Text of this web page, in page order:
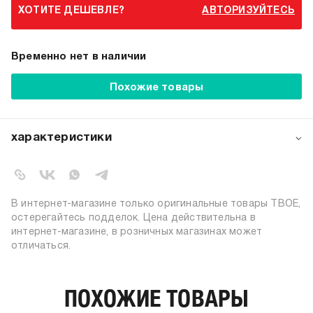
ХОТИТЕ ДЕШЕВЛЕ? АВТОРИЗУЙТЕСЬ
Временно нет в наличии
Похожие товары
характеристики
коллекция:
вид застежки:
без застежки
цвет:
хаки
состав:
100% хлопок
стандартная
тип карманов:
без карманов
В интернет-магазине только оригинальные товары ТВОЕ,
остерегайтесь подделок. Цена действительна в
интернет-магазине, в розничных магазинах может
отличаться.
ПОХОЖИЕ ТОВАРЫ